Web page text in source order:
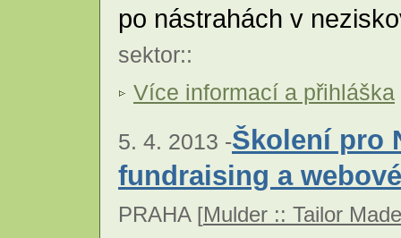
po nástrahách v
sektor::
Více informací a přihláška
5. 4. 2013 -Školení pro
fundraising a
PRAHA [Mulder :: Tailor